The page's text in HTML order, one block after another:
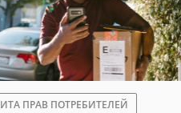
ПРАВ ПОТРЕБИТЕЛЕЙ